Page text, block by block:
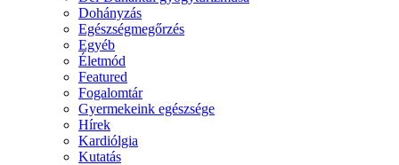
Dohányzás
Egészségmegőrzés
Egyéb
Életmód
Featured
Fogalomtár
Gyermekeink egészsége
Hírek
Kardiólgia
Kutatás